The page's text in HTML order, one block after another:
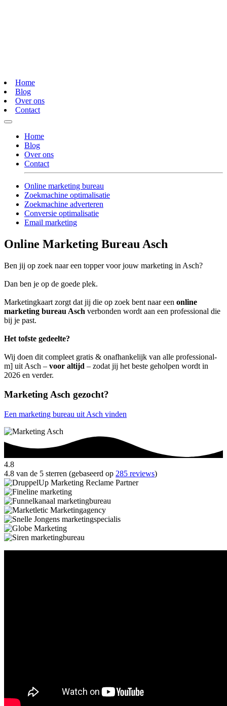
Home
Blog
Over ons
Contact
Home
Blog
Over ons
Contact
Online marketing bureau
Zoekmachine optimalisatie
Zoekmachine adverteren
Conversie optimalisatie
Email marketing
Online Marketing Bureau Asch
Ben jij op zoek naar een topper voor jouw marketing in Asch?
Dan ben je op de goede plek.
Marketingkaart zorgt dat jij die op zoek bent naar een online
marketing bureau Asch verbonden wordt aan een professional die
bij je past.
Het tofste gedeelte?
Wij doen dit compleet gratis & onafhankelijk van alle professional-
m] uit Asch – voor altijd – zodat jij het beste geholpen wordt in
2026 en verder.
Marketing Asch gezocht?
Een marketing bureau uit Asch vinden
4.8
4.8 van de 5 sterren (gebaseerd op 285 reviews)